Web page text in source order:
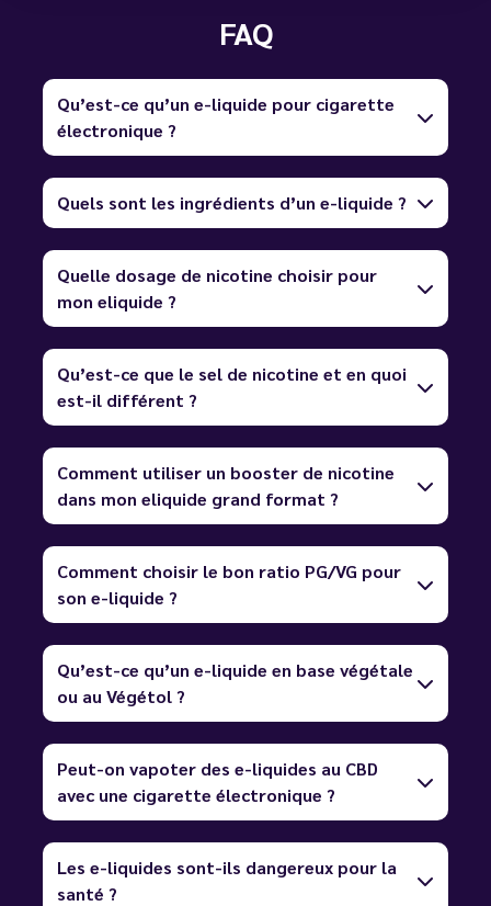
FAQ
Qu’est-ce qu’un e-liquide pour cigarette
électronique ?
Quels sont les ingrédients d’un e-liquide ?
Quelle dosage de nicotine choisir pour
mon eliquide ?
Qu’est-ce que le sel de nicotine et en quoi
est-il différent ?
Comment utiliser un booster de nicotine
dans mon eliquide grand format ?
Comment choisir le bon ratio PG/VG pour
son e-liquide ?
Qu’est-ce qu’un e-liquide en base végétale
ou au Végétol ?
Peut-on vapoter des e-liquides au CBD
avec une cigarette électronique ?
Les e-liquides sont-ils dangereux pour la
santé ?